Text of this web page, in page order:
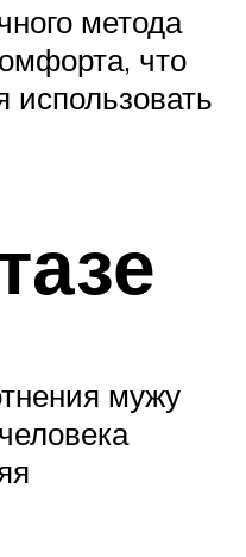
метода
что
использовать
мужу